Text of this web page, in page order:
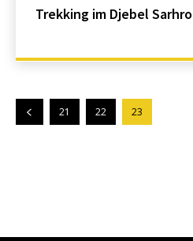
Trekking im Djebel Sarhro
21 22 23